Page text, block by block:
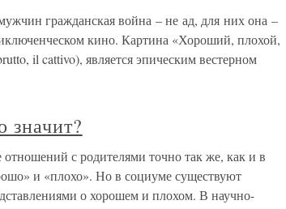
гражданская война – не ад, для них она –
кино. Картина «Хороший, плохой,
il cattivo), является эпическим вестерном
значит?
с родителями точно так же, как и в
и «плохо». Но в социуме существуют
о хорошем и плохом. В научно-